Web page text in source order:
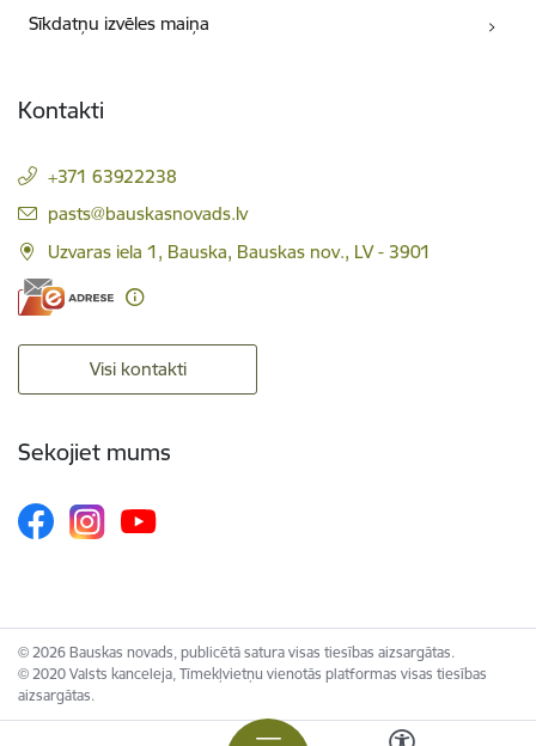
Sīkdatņu izvēles maiņa
Kontakti
+371 63922238
E-pasts:
pasts@bauskasnovads.lv
Uzvaras iela 1, Bauska, Bauskas nov., LV - 3901
Visi kontakti
Sekojiet mums
© 2026 Bauskas novads, publicētā satura visas tiesības aizsargātas.
© 2020 Valsts kanceleja, Tīmekļvietņu vienotās platformas visas tiesības
aizsargātas.